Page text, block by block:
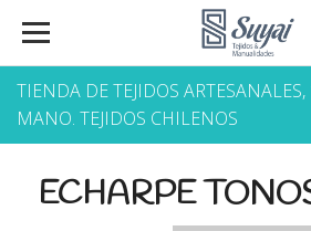
TIENDA DE TEJIDOS
MANO. TEJIDOS CHILENOS
ECHARPE